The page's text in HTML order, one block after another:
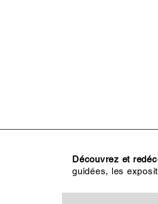
Découvrez et
guidées, les